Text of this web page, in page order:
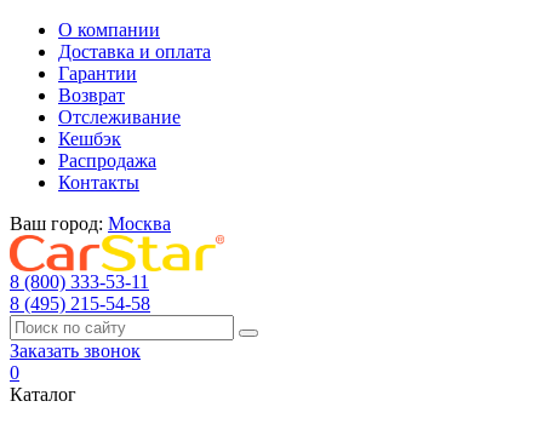
О компании
Доставка и оплата
Гарантии
Возврат
Отслеживание
Кешбэк
Распродажа
Контакты
Ваш город: Москва
8 (800) 333-53-11
8 (495) 215-54-58
Заказать звонок
0
Каталог